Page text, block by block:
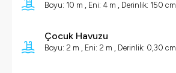
Boyu: 10 m , Eni: 4 m , Derinlik: 150 cm
Çocuk Havuzu
Boyu: 2 m , Eni: 2 m , Derinlik: 0,30 cm